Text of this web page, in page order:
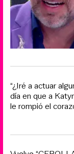
“¿Iré a actuar
día en que a
le rompió el